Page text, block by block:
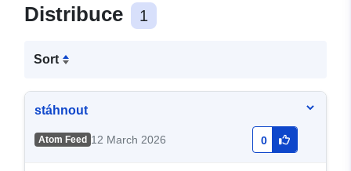
Distribuce 1
Sort
stáhnout
Atom Feed 12 March 2026 0